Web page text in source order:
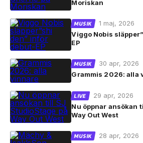
Moriskan
MUSIK
1 maj, 2026
Viggo Nobis
EP
MUSIK
30 apr, 2026
Grammis 2026: alla
LIVE
29 apr, 2026
Nu öppnar ansökan
Way Out West
MUSIK
28 apr, 2026